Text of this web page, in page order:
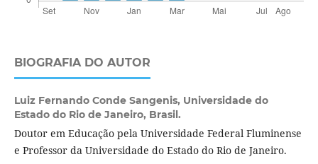
BIOGRAFIA DO AUTOR
Luiz Fernando Conde Sangenis, Universidade do
Estado do Rio de Janeiro, Brasil.
Doutor em Educação pela Universidade Federal Fluminense
e Professor da Universidade do Estado do Rio de Janeiro.